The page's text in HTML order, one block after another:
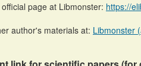
page at Libmonster: https://
author's materials at: Libmonster